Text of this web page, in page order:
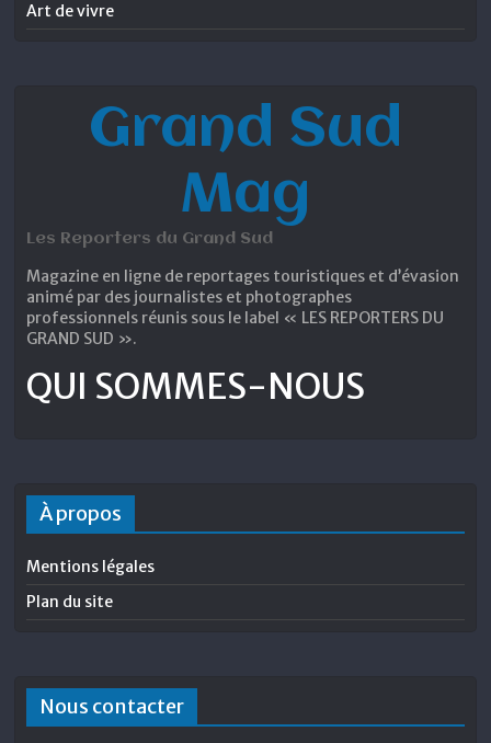
Art de vivre
Grand Sud
Mag
Les Reporters du Grand Sud
Magazine en ligne de reportages touristiques et d’évasion
animé par des journalistes et photographes
professionnels réunis sous le label « LES REPORTERS DU
GRAND SUD ».
QUI SOMMES-NOUS
À propos
Mentions légales
Plan du site
Nous contacter